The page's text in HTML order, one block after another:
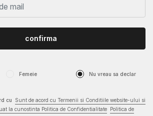
Femeie Nu vreau sa declar
confirma
cu
Sunt de acord cu Termenii si Conditiile website-ului si
la cunostinta Politica de Confidentialitate
Politica de